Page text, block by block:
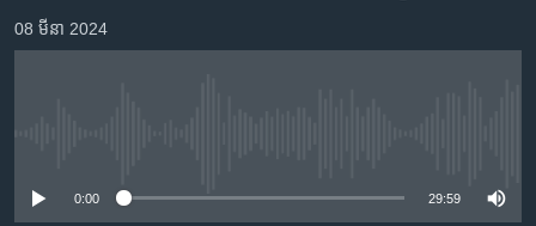
និង​
រំលង​
ទូរទស្សន៍ / វីដេអូ​
08 មីនា 2024
0:00 29:59